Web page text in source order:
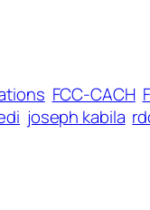
FCC-CACH
joseph kabila